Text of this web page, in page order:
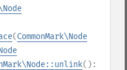
(CommonMark\Node
():